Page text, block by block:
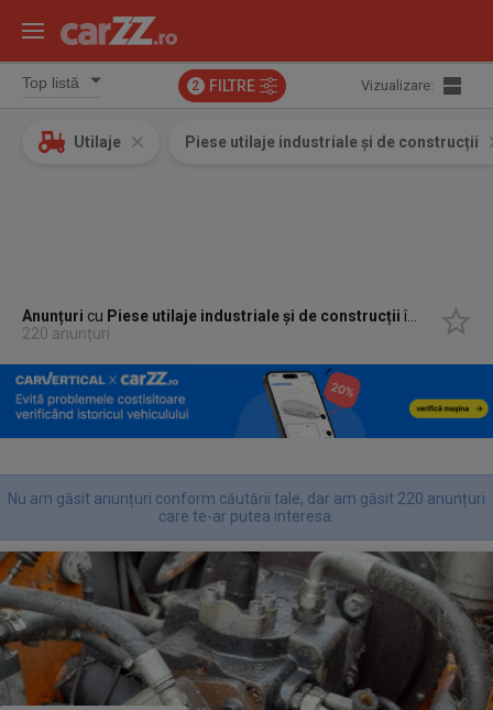
2 FILTRE Vizualizare:
Utilaje Piese utilaje industriale și de construcții
Anunțuri cu Piese utilaje industriale și de construcțiiîn
Baia
220 anunțuri
Nu am găsit anunțuri conform căutării tale, dar am găsit 220 anunțuri
care te-ar putea interesa.